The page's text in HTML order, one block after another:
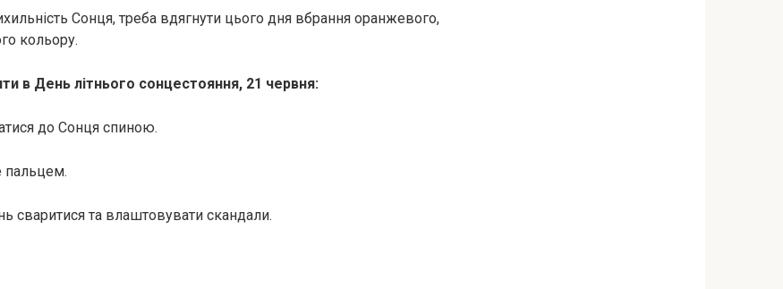
Сонця, треба вдягнути цього дня вбрання оранжевого,
кольору.
в День літнього сонцестояння, 21 червня:
до Сонця спиною.
пальцем.
сваритися та влаштовувати скaндали.